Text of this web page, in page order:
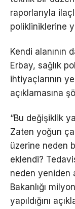
raporlarıyla
polikliniklerine
Kendi
Erbay, sağlık
ihtiyaçlarının
açıklamasına
“Bu değişiklik
Zaten yoğun
üzerine neden
eklendi?
neden yeniden
Bakanlığı
yapıldığını